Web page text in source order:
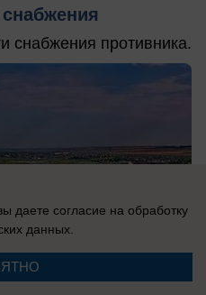
снабжения противника.
даете согласие на обработку
данных.